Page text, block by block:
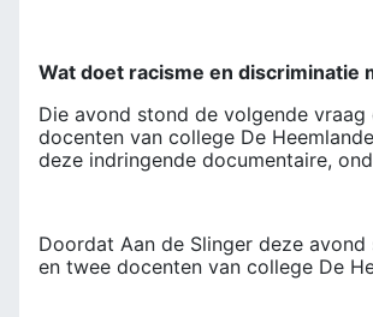
Wat doet racisme en discriminatie
Die avond stond de volgende
docenten van college De
deze indringende documentaire,
Doordat Aan de Slinger deze
en twee docenten van college De